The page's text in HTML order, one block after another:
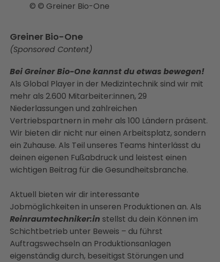
© © Greiner Bio-One
Greiner Bio-One
(Sponsored Content)
Bei Greiner Bio-One kannst du etwas bewegen!
Als Global Player in der Medizintechnik sind wir mit
mehr als 2.600 Mitarbeiter:innen, 29
Niederlassungen und zahlreichen
Vertriebspartnern in mehr als 100 Ländern präsent.
Wir bieten dir nicht nur einen Arbeitsplatz, sondern
ein Zuhause. Als Teil unseres Teams hinterlässt du
deinen eigenen Fußabdruck und leistest einen
wichtigen Beitrag für die Gesundheitsbranche.
Aktuell bieten wir dir interessante
Jobmöglichkeiten in unseren Produktionen an. Als
Reinraumtechniker:in stellst du dein Können im
Schichtbetrieb unter Beweis – du führst
Auftragswechseln an Produktionsanlagen
eigenständig durch, beseitigst Störungen und